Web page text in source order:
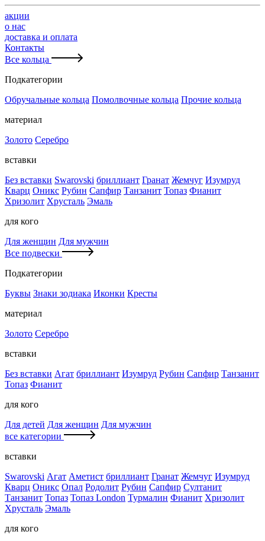
акции
о нас
доставка и оплата
Контакты
Все кольца
Подкатегории
Обручальные кольца Помолвочные кольца Прочие кольца
материал
Золото Серебро
вставки
Без вставки Swarovski бриллиант Гранат Жемчуг Изумруд
Кварц Оникс Рубин Сапфир Танзанит Топаз Фианит
Хризолит Хрусталь Эмаль
для кого
Для женщин Для мужчин
Все подвески
Подкатегории
Буквы Знаки зодиака Иконки Кресты
материал
Золото Серебро
вставки
Без вставки Агат бриллиант Изумруд Рубин Сапфир Танзанит
Топаз Фианит
для кого
Для детей Для женщин Для мужчин
все категории
вставки
Swarovski Агат Аметист бриллиант Гранат Жемчуг Изумруд
Кварц Оникс Опал Родолит Рубин Сапфир Султанит
Танзанит Топаз Топаз London Турмалин Фианит Хризолит
Хрусталь Эмаль
для кого